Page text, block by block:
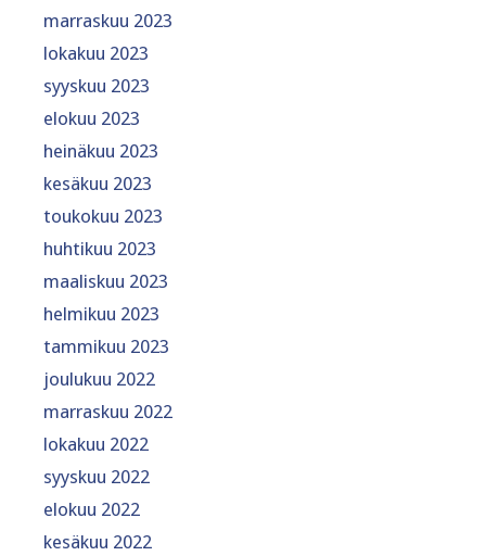
marraskuu 2023
lokakuu 2023
syyskuu 2023
elokuu 2023
heinäkuu 2023
kesäkuu 2023
toukokuu 2023
huhtikuu 2023
maaliskuu 2023
helmikuu 2023
tammikuu 2023
joulukuu 2022
marraskuu 2022
lokakuu 2022
syyskuu 2022
elokuu 2022
kesäkuu 2022